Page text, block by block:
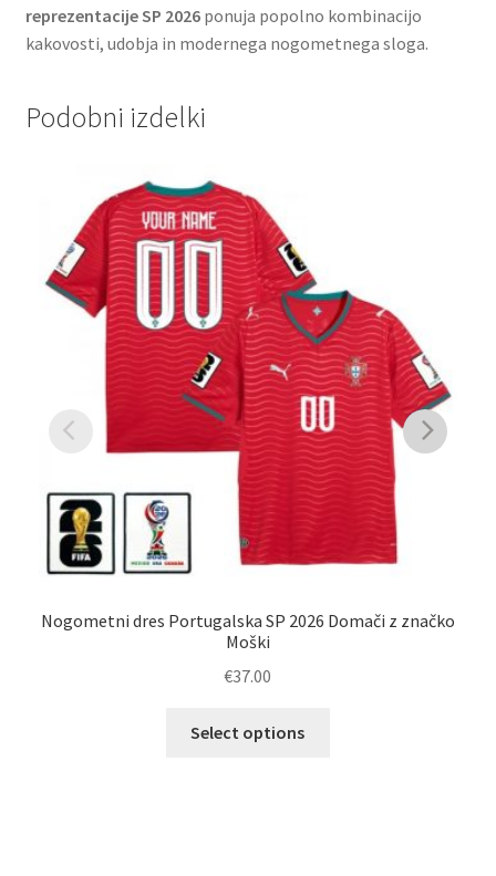
reprezentacije SP 2026ponuja popolno kombinacijo
kakovosti, udobja in modernega nogometnega sloga.
Podobni izdelki
Nogometni dres Portugalska SP 2026 Domači z značko
Moški
€37.00
Select options